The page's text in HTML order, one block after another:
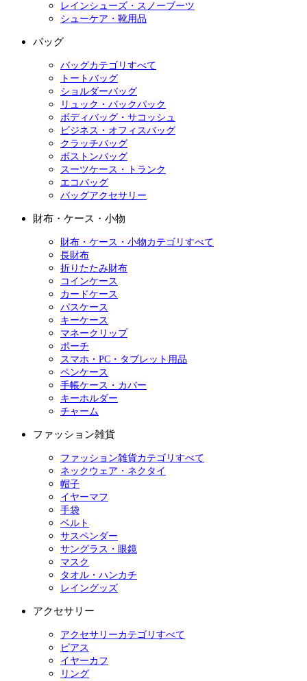
レインシューズ・スノーブーツ
シューケア・靴用品
バッグ
バッグカテゴリすべて
トートバッグ
ショルダーバッグ
リュック・バックパック
ボディバッグ・サコッシュ
ビジネス・オフィスバッグ
クラッチバッグ
ボストンバッグ
スーツケース・トランク
エコバッグ
バッグアクセサリー
財布・ケース・小物
財布・ケース・小物カテゴリすべて
長財布
折りたたみ財布
コインケース
カードケース
パスケース
キーケース
マネークリップ
ポーチ
スマホ・PC・タブレット用品
ペンケース
手帳ケース・カバー
キーホルダー
チャーム
ファッション雑貨
ファッション雑貨カテゴリすべて
ネックウェア・ネクタイ
帽子
イヤーマフ
手袋
ベルト
サスペンダー
サングラス・眼鏡
マスク
タオル・ハンカチ
レイングッズ
アクセサリー
アクセサリーカテゴリすべて
ピアス
イヤーカフ
リング